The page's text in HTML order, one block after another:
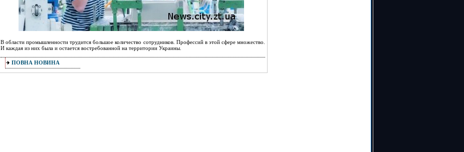
В области промышленности трудится большое количество сотрудников. Профессий в этой сфере множество.
И каждая из них была и остается востребованной на территории Украины.
ПОВНА НОВИНА